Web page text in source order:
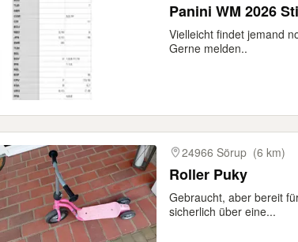
Panini WM 2026
Vielleicht findet jemand
Gerne melden..
24966 Sörup (6 km)
Roller Puky
Gebraucht, aber bereit
sicherlich über eine...